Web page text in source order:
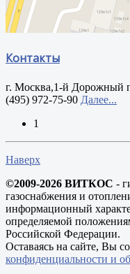
Контакты
г. Москва,1-й Дорожный
(495) 972-75-90 Далее...
1
Наверх
©2009-2026 ВИТКОС -
газоснабжения и
информационный
определяемой
Российской Федерации.
Оставаясь на сайте, Вы
конфиденциальности и